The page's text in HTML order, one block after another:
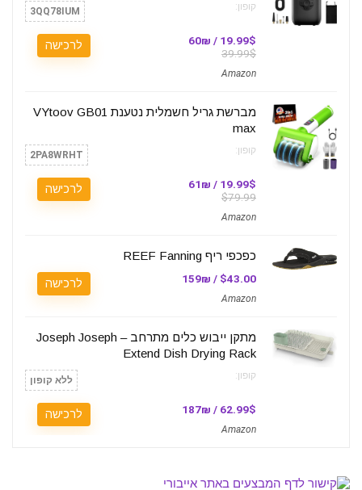
קופון: 3QQ78IUM
19.99$ / 60₪
39.99$
Amazon
לרכישה
מברשת גריל חשמלית נטענת VYtoov GB01
max
קופון: 2PA8WRHT
19.99$ / 61₪
$79.99
Amazon
לרכישה
כפכפי ריף REEF Fanning
$43.00 / 159₪
Amazon
לרכישה
מתקן ייבוש כלים מתרחב – Joseph Joseph
Extend Dish Drying Rack
קופון: ללא קופון
62.99$ / 187₪
Amazon
לרכישה